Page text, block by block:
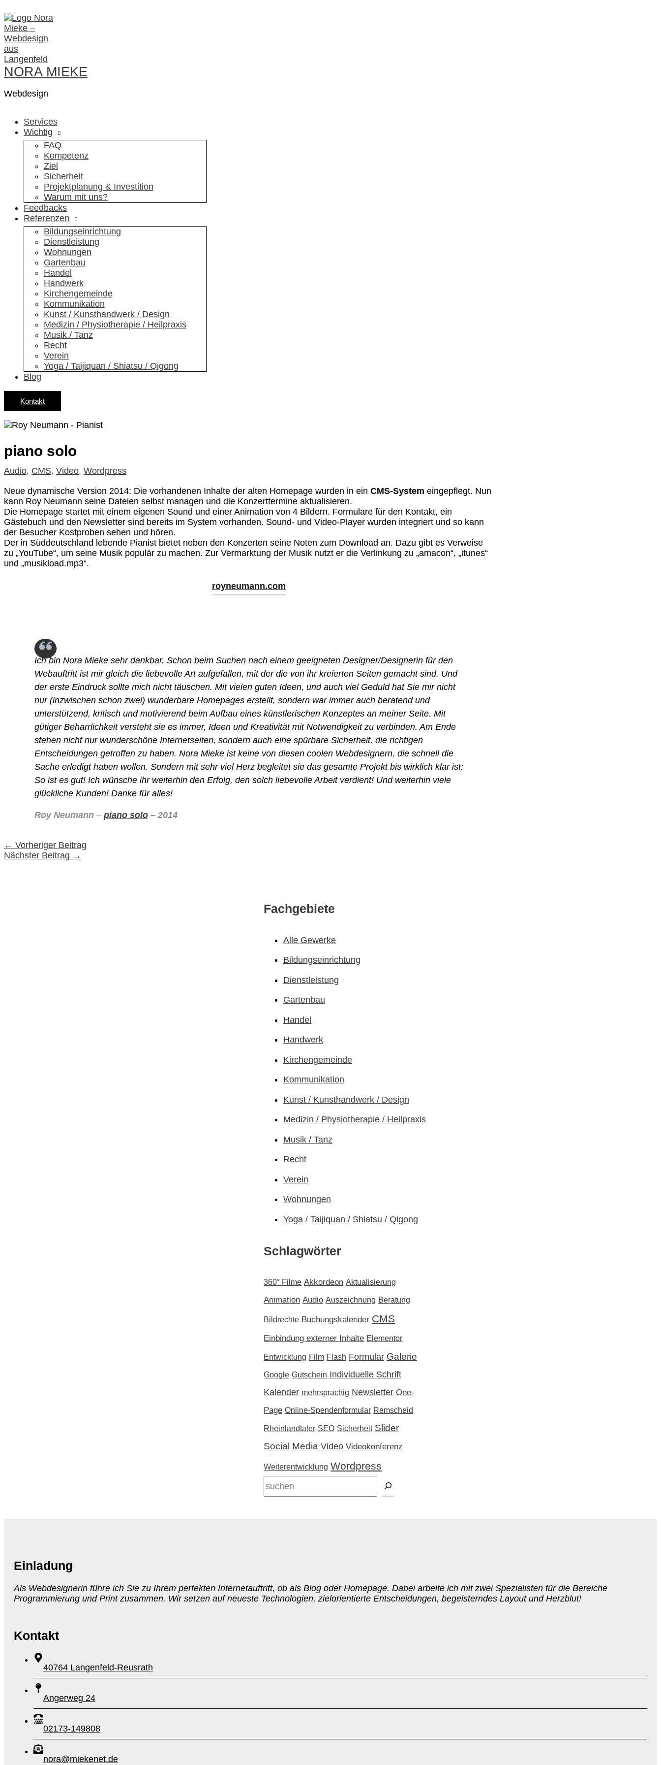
Inhalt
springen
NORA MIEKE
Webdesign
Services
Wichtig
FAQ
Kompetenz
Ziel
Sicherheit
Projektplanung & Investition
Warum mit uns?
Feedbacks
Referenzen
Bildungs­einrichtung
Dienstleistung
Wohnungen
Gartenbau
Handel
Handwerk
Kirchen­gemeinde
Kommunikation
Kunst / Kunsthandwerk / Design
Medizin / Physiotherapie / Heilpraxis
Musik / Tanz
Recht
Verein
Yoga / Taijiquan / Shiatsu / Qigong
Blog
Kontakt
piano solo
Audio, CMS, Video, Wordpress
Neue dynamische Version 2014: Die vorhandenen Inhalte der alten Homepage wurden in ein CMS-System eingepflegt. Nun
kann Roy Neumann seine Dateien selbst managen und die Konzerttermine aktualisieren.
Die Homepage startet mit einem eigenen Sound und einer Animation von 4 Bildern. Formulare für den Kontakt, ein
Gästebuch und den Newsletter sind bereits im System vorhanden. Sound- und Video-Player wurden integriert und so kann
der Besucher Kostproben sehen und hören.
Der in Süddeutschland lebende Pianist bietet neben den Konzerten seine Noten zum Download an. Dazu gibt es Verweise
zu „YouTube“, um seine Musik populär zu machen. Zur Vermarktung der Musik nutzt er die Verlinkung zu „amacon“, „itunes“
und „musikload.mp3“.
royneumann.com
Ich bin Nora Mieke sehr dankbar. Schon beim Suchen nach einem geeigneten Designer/Designerin für den
Webauftritt ist mir gleich die liebevolle Art aufgefallen, mit der die von ihr kreierten Seiten gemacht sind. Und
der erste Eindruck sollte mich nicht täuschen. Mit vielen guten Ideen, und auch viel Geduld hat Sie mir nicht
nur (inzwischen schon zwei) wunderbare Homepages erstellt, sondern war immer auch beratend und
unterstützend, kritisch und motivierend beim Aufbau eines künstlerischen Konzeptes an meiner Seite. Mit
gütiger Beharrlichkeit versteht sie es immer, Ideen und Kreativität mit Notwendigkeit zu verbinden. Am Ende
stehen nicht nur wunderschöne Internetseiten, sondern auch eine spürbare Sicherheit, die richtigen
Entscheidungen getroffen zu haben. Nora Mieke ist keine von diesen coolen Webdesignern, die schnell die
Sache erledigt haben wollen. Sondern mit sehr viel Herz begleitet sie das gesamte Projekt bis wirklich klar ist:
So ist es gut! Ich wünsche ihr weiterhin den Erfolg, den solch liebevolle Arbeit verdient! Und weiterhin viele
glückliche Kunden! Danke für alles!
Roy Neumann– piano solo – 2014
← Vorheriger Beitrag
Nächster Beitrag →
Fachgebiete
Alle Gewerke
Bildungs­einrichtung
Dienstleistung
Gartenbau
Handel
Handwerk
Kirchen­gemeinde
Kommunikation
Kunst / Kunsthandwerk / Design
Medizin / Physiotherapie / Heilpraxis
Musik / Tanz
Recht
Verein
Wohnungen
Yoga / Taijiquan / Shiatsu / Qigong
Schlagwörter
360° Filme Akkordeon Aktualisierung
Animation Audio Auszeichnung Beratung
Bildrechte Buchungskalender CMS
Einbindung externer Inhalte Elementor
Entwicklung Film Flash Formular Galerie
Google Gutschein Individuelle Schrift
Kalender mehrsprachig Newsletter One-
Page Online-Spendenformular Remscheid
Rheinlandtaler SEO Sicherheit Slider
Social Media Video Videokonferenz
Weiterentwicklung Wordpress
Suchen
Einladung
Als Webdesignerin führe ich Sie zu Ihrem perfekten Internetauftritt, ob als Blog oder Homepage. Dabei arbeite ich mit zwei Spezialisten für die Bereiche
Programmierung und Print zusammen. Wir setzen auf neueste Technologien, zielorientierte Entscheidungen, begeisterndes Layout und Herzblut!
Kontakt
40764 Langenfeld-Reusrath
Angerweg 24
02173-149808
nora@miekenet.de